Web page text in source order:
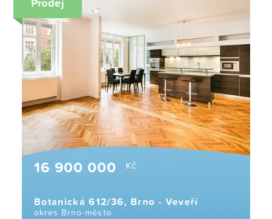
16 900 000 Kč
Botanická 612/36, Brno - Veveří
okres Brno-město